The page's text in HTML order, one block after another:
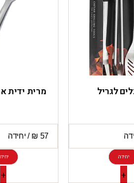
לגריל
יחידה
+
מרית ידית
+